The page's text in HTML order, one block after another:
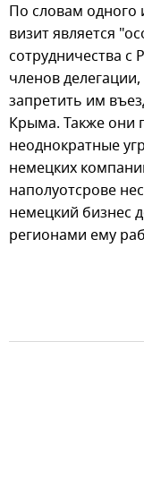
По словам
визит является
сотрудничества с
членов
запретить им
Крыма. Также они
неоднократные
немецких
наполуотсрове
немецкий бизнес
регионами ему